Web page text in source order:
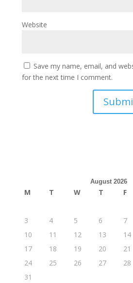
Website
Save my name, email, and
for the next time I comment.
August 2026
M T W T F
3
4 5 6 7
10
11 12 13 14
17
18 19 20 21
24
25 26 27 28
31